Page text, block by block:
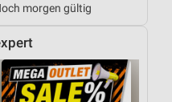
morgen gültig